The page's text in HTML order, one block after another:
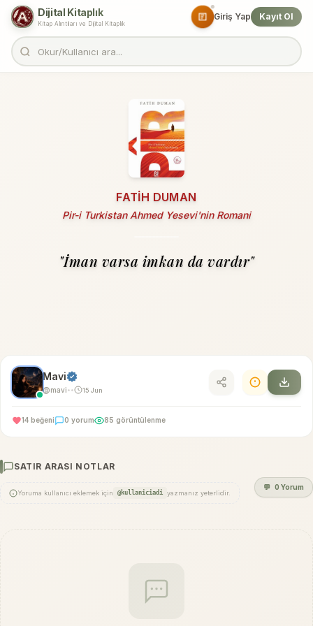
Dijital Kitaplık
Kitap Alıntıları ve Dijital Kitaplık
Giriş Yap Kayıt Ol
FATIH DUMAN
Pir-i Turkistan Ahmed Yesevi'nin Romani
"İman varsa imkan da vardır"
Mavi
@mavi • • 15 Jun
14 beğeni 0 yorum 85 görüntülenme
SATIR ARASI NOTLAR
Yoruma kullanıcı eklemek için @kullaniciadi yazmanız yeterlidir.
💬 0 Yorum